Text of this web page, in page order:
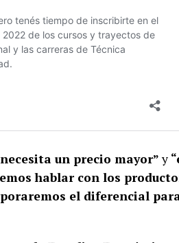
un precio mayor”y
hablar con los
el diferencial